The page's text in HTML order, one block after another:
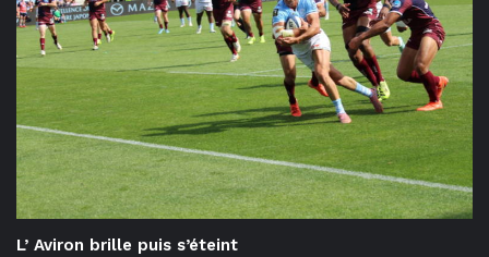
L’ Aviron brille puis s’éteint